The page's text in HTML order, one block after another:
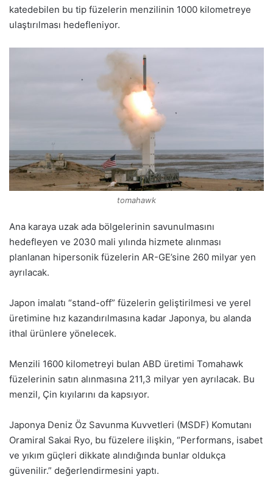
katedebilen bu tip füzelerin menzilinin 1000 kilometreye
ulaştırılması hedefleniyor.
tomahawk
Ana karaya uzak ada bölgelerinin savunulmasını
hedefleyen ve 2030 mali yılında hizmete alınması
planlanan hipersonik füzelerin AR-GE’sine 260 milyar yen
ayrılacak.
Japon imalatı “stand-off” füzelerin geliştirilmesi ve yerel
üretimine hız kazandırılmasına kadar Japonya, bu alanda
ithal ürünlere yönelecek.
Menzili 1600 kilometreyi bulan ABD üretimi Tomahawk
füzelerinin satın alınmasına 211,3 milyar yen ayrılacak. Bu
menzil, Çin kıyılarını da kapsıyor.
Japonya Deniz Öz Savunma Kuvvetleri (MSDF) Komutanı
Oramiral Sakai Ryo, bu füzelere ilişkin, “Performans, isabet
ve yıkım güçleri dikkate alındığında bunlar oldukça
güvenilir.” değerlendirmesini yaptı.